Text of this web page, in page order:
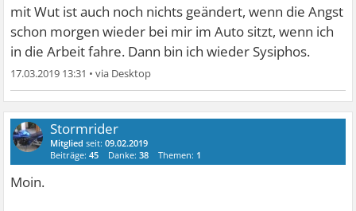
mit Wut ist auch noch nichts geändert, wenn die Angst
schon morgen wieder bei mir im Auto sitzt, wenn ich
in die Arbeit fahre. Dann bin ich wieder Sysiphos.
17.03.2019 13:31 •
Stormrider
Mitglied seit:09.02.2019
Beiträge:45 Danke:38 Themen: 1
Moin.